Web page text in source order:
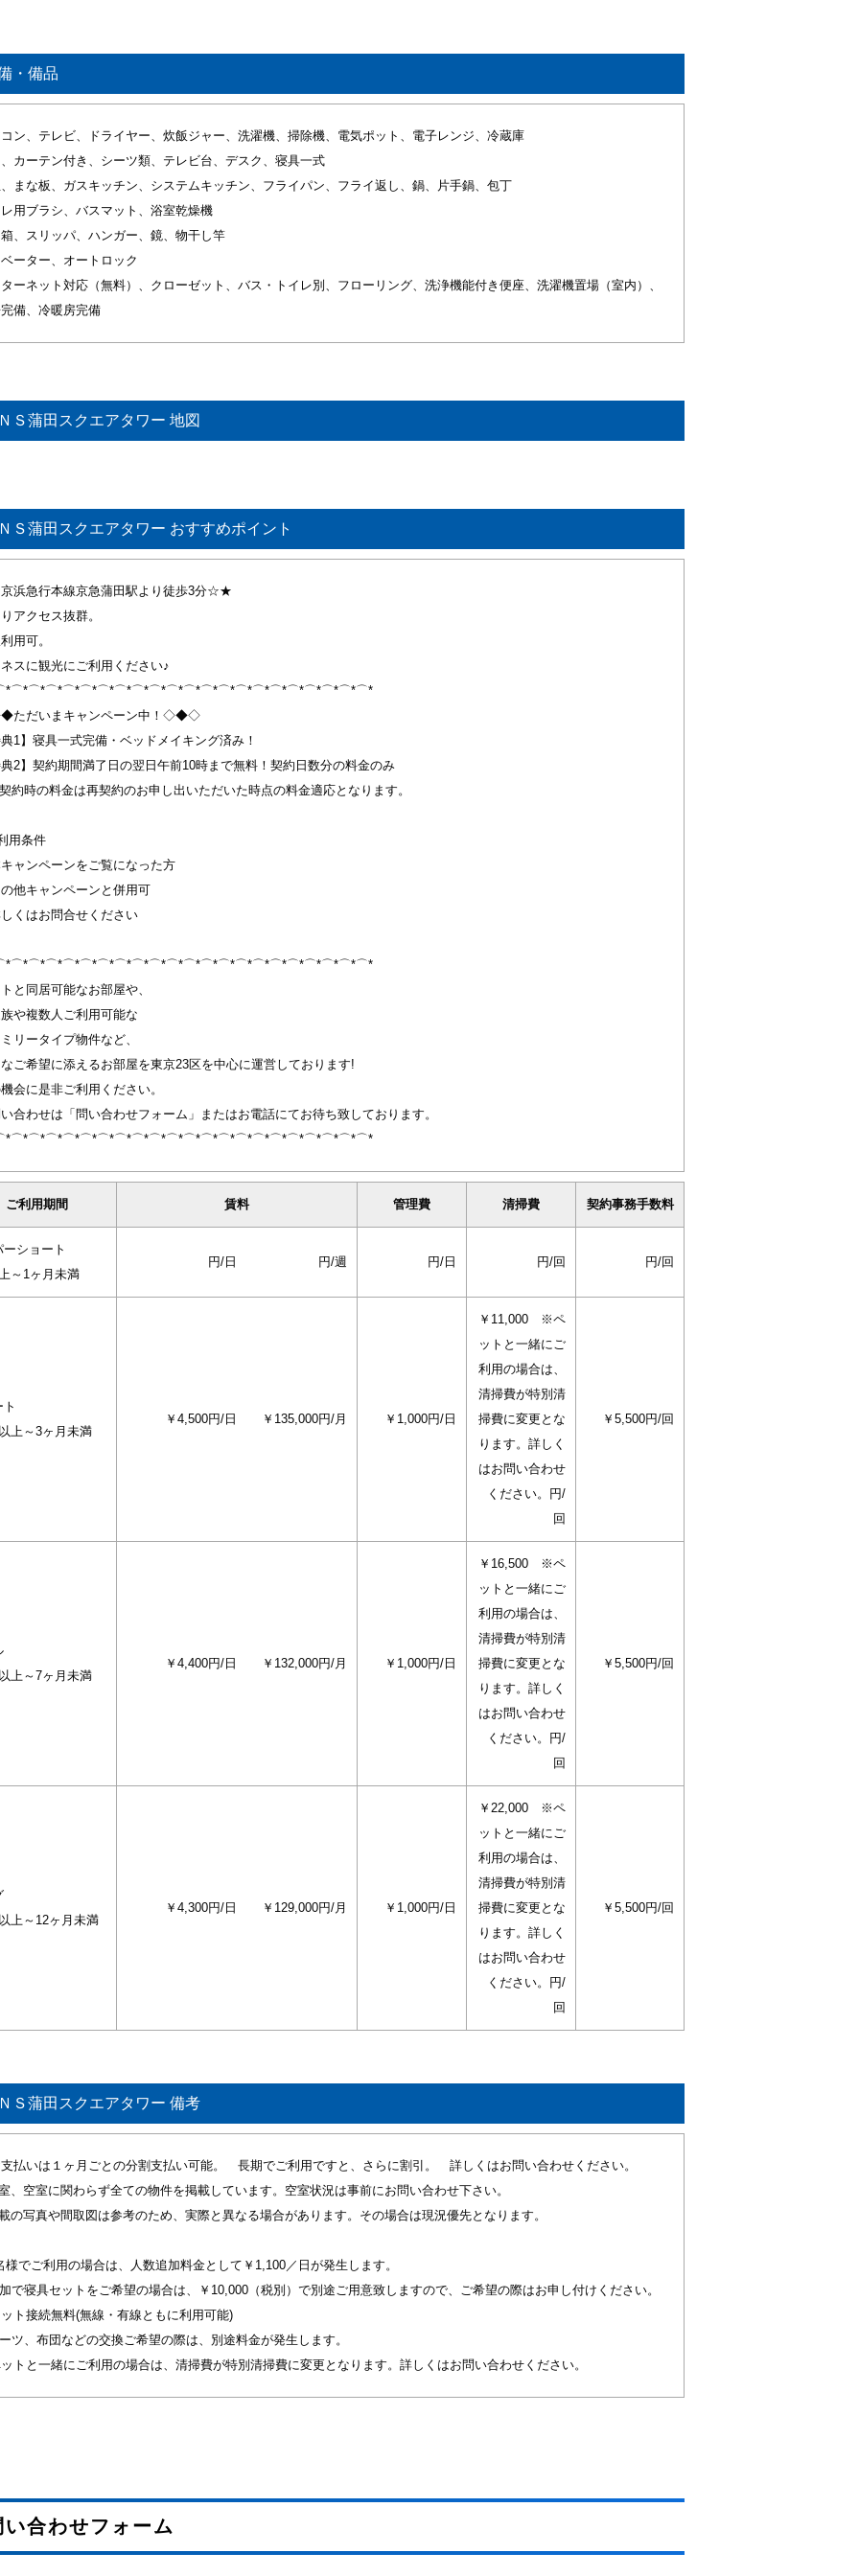
・備品
ン、テレビ、ドライヤー、炊飯ジャー、洗濯機、掃除機、電気ポット、電子レンジ、冷蔵庫
カーテン付き、シーツ類、テレビ台、デスク、寝具一式
まな板、ガスキッチン、システムキッチン、フライパン、フライ返し、鍋、片手鍋、包丁
レ用ブラシ、バスマット、浴室乾燥機
、スリッパ、ハンガー、鏡、物干し竿
ーター、オートロック
ーネット対応（無料）、クローゼット、バス・トイレ別、フローリング、洗浄機能付き便座、洗濯機置場（室内）、
備、冷暖房完備
Ｓ蒲田スクエアタワー 地図
Ｓ蒲田スクエアタワー おすすめポイント
浜急行本線京急蒲田駅より徒歩3分☆★
アクセス抜群。
用可。
スに観光にご利用ください♪
だいまキャンペーン中！◇◆◇
典1】寝具一式完備・ベッドメイキング済み！
典2】契約期間満了日の翌日午前10時まで無料！契約日数分の料金のみ
約時の料金は再契約のお申し出いただいた時点の料金適応となります。
用条件
キャンペーンをご覧になった方
の他キャンペーンと併用可
くはお問合せください
と同居可能なお部屋や、
や複数人ご利用可能な
リータイプ物件など、
ご希望に添えるお部屋を東京23区を中心に運営しております!
会に是非ご利用ください。
合わせは「問い合わせフォーム」またはお電話にてお待ち致しております。
ご利用期間 賃料 管理費 清掃費 契約事務手数料
ーショート
～1ヶ月未満
円/日 円/週 円/日 円/回 円/回
上～3ヶ月未満
￥4,500円/日 ￥135,000円/月 ￥1,000円/日
￥11,000 ※ペ
ットと一緒にご
利用の場合は、
清掃費が特別清
掃費に変更とな
ります。詳しく
はお問い合わせ
ください。円/
回
￥5,500円/回
上～7ヶ月未満
￥4,400円/日 ￥132,000円/月 ￥1,000円/日
￥16,500 ※ペ
ットと一緒にご
利用の場合は、
清掃費が特別清
掃費に変更とな
ります。詳しく
はお問い合わせ
ください。円/
回
￥5,500円/回
上～12ヶ月未満
￥4,300円/日 ￥129,000円/月 ￥1,000円/日
￥22,000 ※ペ
ットと一緒にご
利用の場合は、
清掃費が特別清
掃費に変更とな
ります。詳しく
はお問い合わせ
ください。円/
回
￥5,500円/回
Ｓ蒲田スクエアタワー 備考
払いは１ヶ月ごとの分割支払い可能。 長期でご利用ですと、さらに割引。 詳しくはお問い合わせください。
、空室に関わらず全ての物件を掲載しています。空室状況は事前にお問い合わせ下さい。
の写真や間取図は参考のため、実際と異なる場合があります。その場合は現況優先となります。
でご利用の場合は、人数追加料金として￥1,100／日が発生します。
で寝具セットをご希望の場合は、￥10,000（税別）で別途ご用意致しますので、ご希望の際はお申し付けください。
ト接続無料(無線・有線ともに利用可能)
ツ、布団などの交換ご希望の際は、別途料金が発生します。
トと一緒にご利用の場合は、清掃費が特別清掃費に変更となります。詳しくはお問い合わせください。
い合わせフォーム